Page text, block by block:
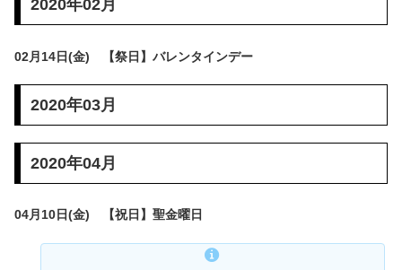
2020年02月
02月14日(金) 【祭日】バレンタインデー
2020年03月
2020年04月
04月10日(金) 【祝日】聖金曜日